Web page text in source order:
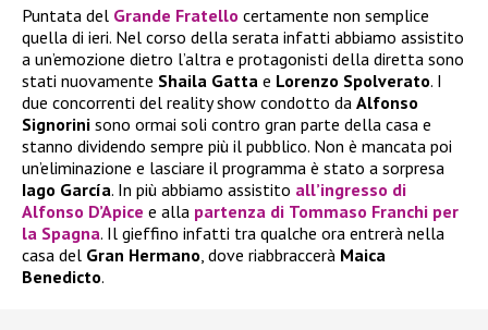
Puntata del Grande Fratello certamente non semplice
quella di ieri. Nel corso della serata infatti abbiamo assistito
a un’emozione dietro l’altra e protagonisti della diretta sono
stati nuovamente Shaila Gatta e Lorenzo Spolverato. I
due concorrenti del reality show condotto da Alfonso
Signorini sono ormai soli contro gran parte della casa e
stanno dividendo sempre più il pubblico. Non è mancata poi
un’eliminazione e lasciare il programma è stato a sorpresa
Iago García. In più abbiamo assistito all’ingresso di
Alfonso D’Apice e alla partenza di Tommaso Franchi per
la Spagna. Il gieffino infatti tra qualche ora entrerà nella
casa del Gran Hermano, dove riabbraccerà Maica
Benedicto.